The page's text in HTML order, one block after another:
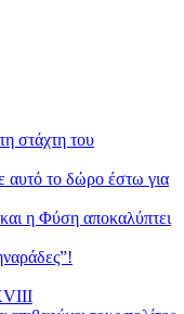
στάχτη του
αυτό το δώρο έστω για
η Φύση αποκαλύπτει